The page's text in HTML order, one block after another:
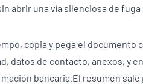
abrir una vía silenciosa de fuga
copia y pega el documento
datos de contacto, anexos, y
bancaria.El resumen